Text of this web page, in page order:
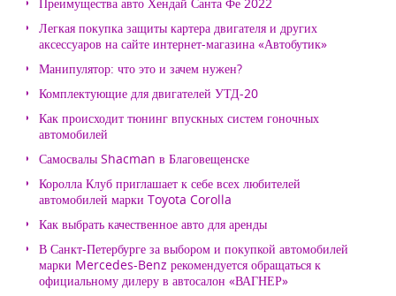
Легкая покупка защиты картера двигателя и других
аксессуаров на сайте интернет-магазина «Автобутик»
Манипулятор: что это и зачем нужен?
Комплектующие для двигателей УТД-20
Как происходит тюнинг впускных систем гоночных
автомобилей
Самосвалы Shacman в Благовещенске
Королла Клуб приглашает к себе всех любителей
автомобилей марки Toyota Corolla
Как выбрать качественное авто для аренды
В Санкт-Петербурге за выбором и покупкой автомобилей
марки Mercedes-Benz рекомендуется обращаться к
официальному дилеру в автосалон «ВАГНЕР»